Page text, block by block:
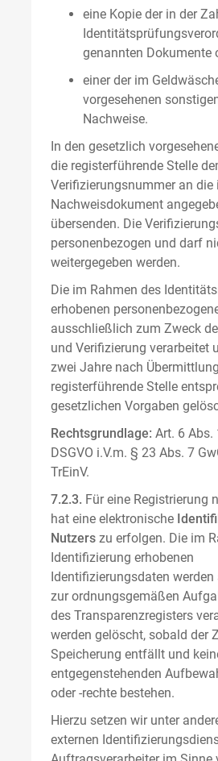
eine Kopie der in der
genannten Dokumente
einer der im
vorgesehenen
Nachweise.
In den gesetzlich
die registerführende Stelle
Verifizierungsnummer an die
Nachweisdokument
übersenden. Die
personenbezogen und darf
weitergegeben werden.
Die im Rahmen des
erhobenen
ausschließlich zum Zweck
und Verifizierung verarbeitet
zwei Jahre nach
registerführende Stelle
gesetzlichen Vorgaben
Rechtsgrundlage: Art. 6 Abs.
DSGVO i.V.m. § 23 Abs. 7
TrEinV.
7.2.3. Für eine Registrierung
hat eine elektronische
Nutzers zu erfolgen. Die im
Identifizierung erhobenen
Identifizierungsdaten
zur ordnungsgemäßen
des Transparenzregisters
werden gelöscht, sobald der
Speicherung entfällt und
entgegenstehenden
oder -rechte bestehen.
Hierzu setzen wir unter
externen